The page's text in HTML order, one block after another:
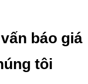
báo giá
tôi